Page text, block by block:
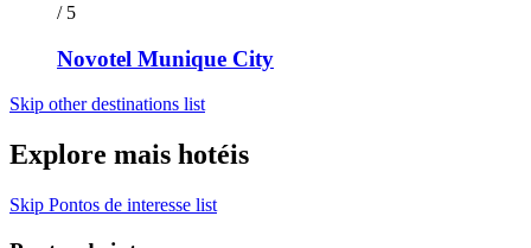
/ 5
Novotel Munique City
Skip other destinations list
Explore mais hotéis
Skip Pontos de interesse list